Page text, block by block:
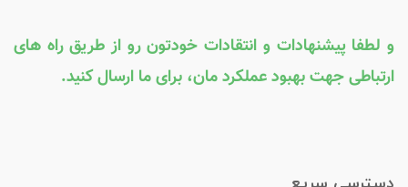
و لطفا پیشنهادات و انتقادات خودتون رو از طریق راه های
ارتباطی جهت بهبود عملکرد مان، برای ما ارسال کنید.